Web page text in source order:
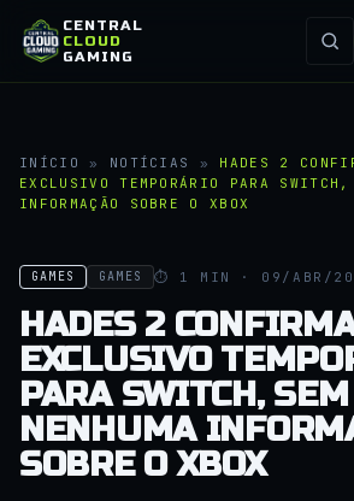
CENTRAL
CLOUD
GAMING
INÍCIO » NOTÍCIAS » HADES 2
EXCLUSIVO TEMPORÁRIO PARA SWITCH,
INFORMAÇÃO SOBRE O XBOX
GAMES GAMES ⏱ 1 MIN · 09/ABR/
HADES 2
EXCLUSIVO
PARA SWITCH, SEM
NENHUMA
SOBRE O XBOX